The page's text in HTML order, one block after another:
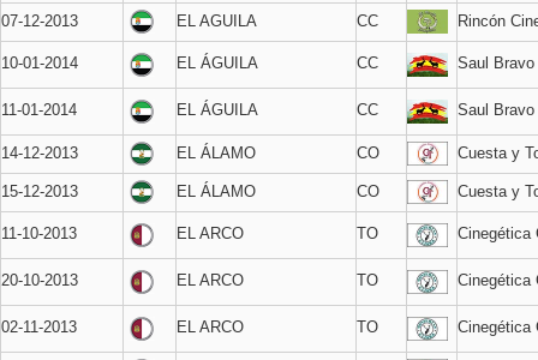
07-12-2013 EL AGUILA CC Rincón
10-01-2014 EL ÁGUILA CC Saul
11-01-2014 EL ÁGUILA CC Saul
14-12-2013 EL ÁLAMO CO Cuesta y
15-12-2013 EL ÁLAMO CO Cuesta y
11-10-2013 EL ARCO TO Cinegética
20-10-2013 EL ARCO TO Cinegética
02-11-2013 EL ARCO TO Cinegética